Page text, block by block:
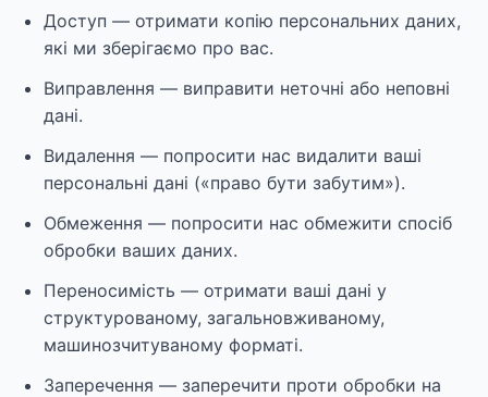
Доступ — отримати копію персональних даних,
які ми зберігаємо про вас.
Виправлення — виправити неточні або неповні
дані.
Видалення — попросити нас видалити ваші
персональні дані («право бути забутим»).
Обмеження — попросити нас обмежити спосіб
обробки ваших даних.
Переносимість — отримати ваші дані у
структурованому, загальновживаному,
машинозчитуваному форматі.
Заперечення — заперечити проти обробки на